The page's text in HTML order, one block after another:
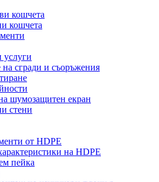
кошчета
кошчета
услуги
сгради и съоръжения
шумозащитен екран
стени
от HDPE
на HDPE
пейка